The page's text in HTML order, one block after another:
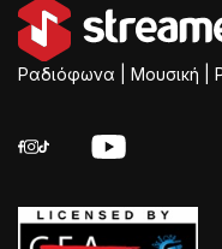
Ραδιόφωνα | Μουσική |